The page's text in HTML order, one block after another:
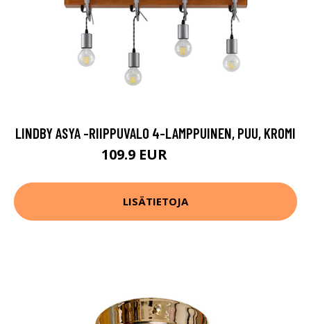
LINDBY ASYA -RIIPPUVALO 4-LAMPPUINEN, PUU, KROMI
109.9 EUR
LISÄTIETOJA